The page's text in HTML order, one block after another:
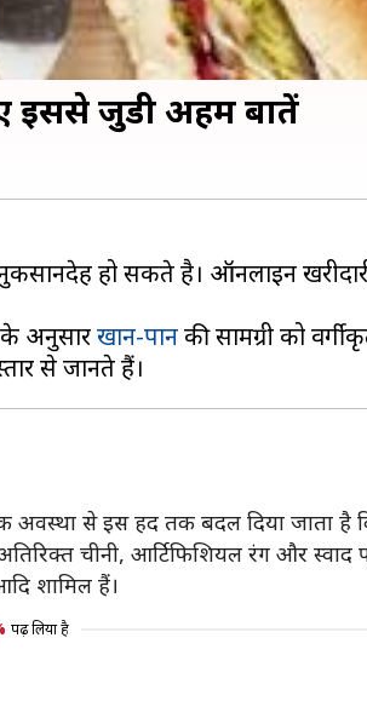
इससे जुडी अहम बातें
हो सकते है। ऑनलाइन खरीदारी
के अनुसारखान-पानकी सामग्री को
अवस्था से इस हद तक बदल दिया
चीनी, आर्टिफिशियल रंग और स्वाद
शामिल हैं।
पढ़ लिया है